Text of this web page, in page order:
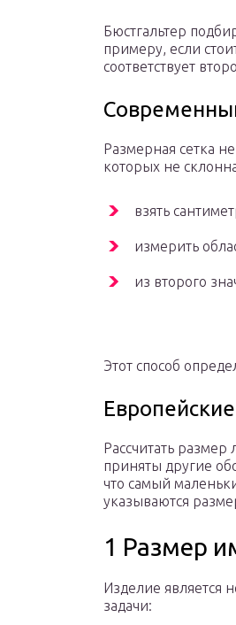
Бюстгальтер
примеру, если
соответствует
Размерная сетка
которых не
взять
измерить
из второго
Этот способ
Рассчитать
приняты другие
что самый
указываются
1 Размер
Изделие является
задачи: